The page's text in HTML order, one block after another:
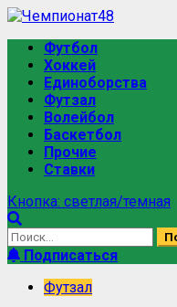
Футбол
Хоккей
Единоборства
Футзал
Волейбол
Баскетбол
Прочие
Ставки
Кнопка: светлая/темная
Подписаться
Футзал